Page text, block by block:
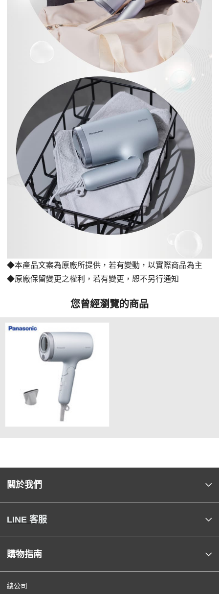
◆本產品文案為原廠所提供，若有變動，以實際商品為主
◆原廠保留變更之權利，若有變更，恕不另行通知
您曾經瀏覽的商品
關於我們
LINE 客服
購物指南
總公司